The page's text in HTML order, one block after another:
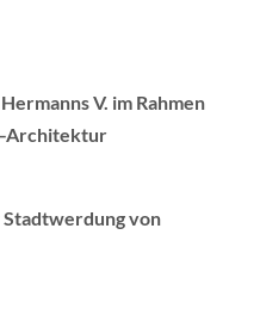
V. im Rahmen
von